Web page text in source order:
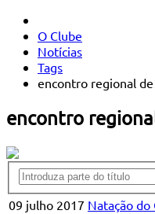
O Clube
Notícias
Tags
encontro regional
encontro
09 julho 2017 Natação do